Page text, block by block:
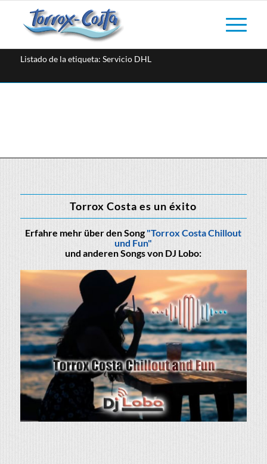
Listado de la etiqueta: Servicio DHL
Torrox Costa es un éxito
Erfahre mehr über den Song"Torrox Costa Chillout
und Fun"
und anderen Songs von DJ Lobo: